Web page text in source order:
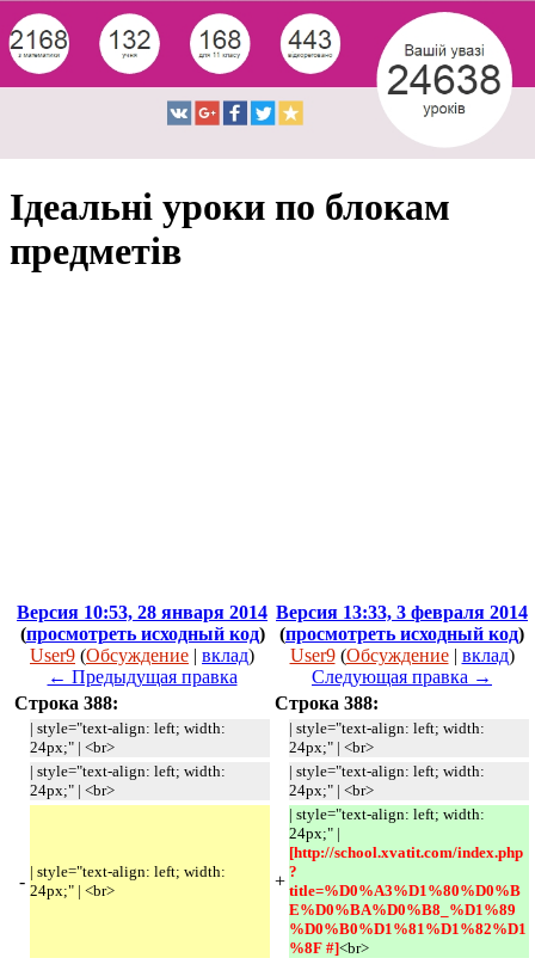
Ідеальні уроки по блокам
предметів
Версия 10:53, 28 января 2014
(просмотреть исходный код)
User9 (Обсуждение | вклад)
← Предыдущая правка
Версия 13:33, 3 февраля 2014
(просмотреть исходный код)
User9 (Обсуждение| вклад)
Следующая правка →
Строка 388:
Строка 388:
| style="text-align: left; width:
24px;" | <br>
| style="text-align: left; width:
24px;" | <br>
| style="text-align: left; width:
24px;" | <br>
| style="text-align: left; width:
24px;" | <br>
- | style="text-align: left; width:
24px;" | <br>
+
| style="text-align: left; width:
24px;" |
[http://school.xvatit.com/index.php
?
title=%D0%A3%D1%80%D0%B
E%D0%BA%D0%B8_%D1%89
%D0%B0%D1%81%D1%82%D1
%8F #]<br>